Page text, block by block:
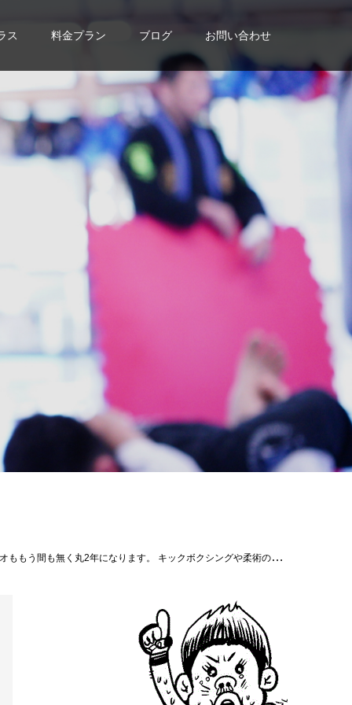
ス 料金プラン ブログ お問い合わせ
う指導員一同精進して参ります！ #コザスタジオ #パラエストラ #沖縄 #那覇 #与儀 #MMA #shooto #コザ #総合格闘技 #修斗 #キックボクシング #柔術 #jiujitsu #ダイエット